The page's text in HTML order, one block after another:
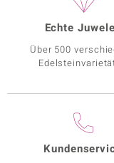
Echte
Über 500